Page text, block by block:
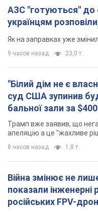
АЗС "готуються" до
українцям
Як на заправках уже
9 часов назад 23,0 т.
"Білий дім не є
суд США зупинив
бальної зали за
Трамп вже заявив, що
апеляцію а це "жахливе
8 часов назад 1,8 т.
Війна змінює не
показали інженерні
російських FPV-